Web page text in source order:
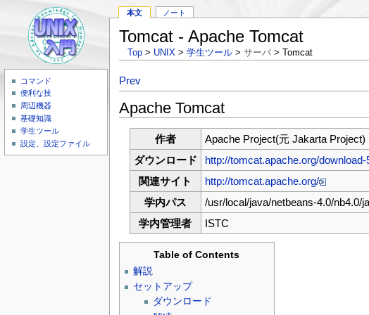
コマンド
便利な技
周辺機器
基礎知識
学生ツール
設定、設定ファイル
本文 ノート
Tomcat - Apache Tomcat
Top > UNIX >学生ツール >サーバ > Tomcat
Prev
Apache Tomcat
作者
Apache Project(元 Jakarta Project)
ダウンロード
http://tomcat.apache.org/download-
関連サイト
http://tomcat.apache.org/
学内パス
/usr/local/java/netbeans-4.0/nb4.0/
学内管理者
ISTC
Table of Contents
解説
セットアップ
ダウンロード